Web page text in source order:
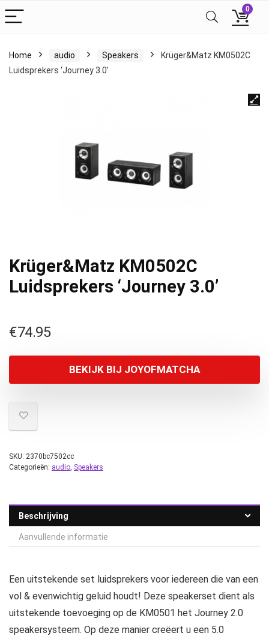
0
Home audio Speakers
Krüger&Matz KM0502C
Luidsprekers ‘Journey 3.0’
Krüger&Matz KM0502C
Luidsprekers ‘Journey 3.0’
€74.95
BEKIJK BIJ JOYOFMATCHA
SKU: 2370bc7502cc
Categorieën: audio, Speakers
Beschrijving
Aanvullende informatie
Een uitstekende set luidsprekers voor iedereen die van een
vol & evenwichtig geluid houdt! Deze speakerset dient als
uitstekende toevoeging op de KM0501 het Journey 2.0
speakersysteem. Op deze manier creëert u een 5.0